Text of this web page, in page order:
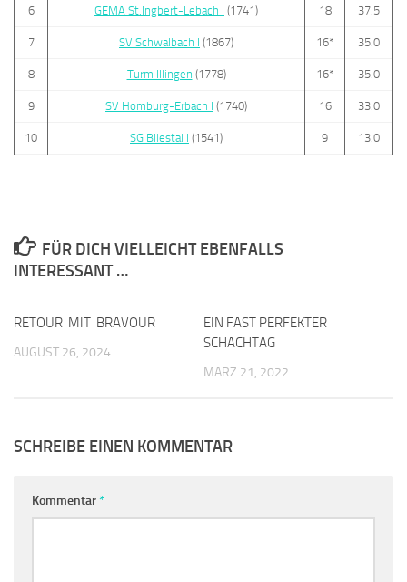
6 GEMA St.Ingbert-Lebach I (1741) 18 37.5
7 SV Schwalbach I (1867) 16* 35.0
8 Turm Illingen (1778) 16* 35.0
9 SV Homburg-Erbach I (1740) 16 33.0
10 SG Bliestal I (1541) 9 13.0
FÜR DICH VIELLEICHT EBENFALLS
INTERESSANT …
RETOUR MIT BRAVOUR
AUGUST 26, 2024
EIN FAST PERFEKTER
SCHACHTAG
MÄRZ 21, 2022
SCHREIBE EINEN KOMMENTAR
Kommentar*